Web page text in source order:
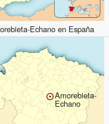
Echano en España
Amorebieta-
Echano